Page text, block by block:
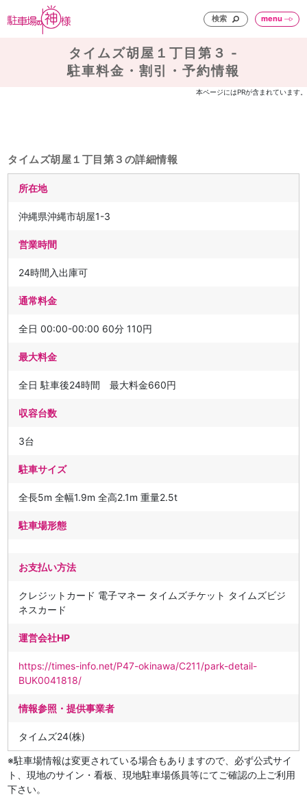
検索 menu
タイムズ胡屋１丁目第３ -
駐車料金・割引・予約情報
本ページにはPRが含まれています。
タイムズ胡屋１丁目第３の詳細情報
所在地
沖縄県沖縄市胡屋1-3
営業時間
24時間入出庫可
通常料金
全日 00:00-00:00 60分 110円
最大料金
全日 駐車後24時間 最大料金660円
収容台数
3台
駐車サイズ
全長5m 全幅1.9m 全高2.1m 重量2.5t
駐車場形態
お支払い方法
クレジットカード 電子マネー タイムズチケット タイムズビジ
ネスカード
運営会社HP
https://times-info.net/P47-okinawa/C211/park-detail-
BUK0041818/
情報参照・提供事業者
タイムズ24(株)
※駐車場情報は変更されている場合もありますので、必ず公式サイ
ト、現地のサイン・看板、現地駐車場係員等にてご確認の上ご利用
下さい。